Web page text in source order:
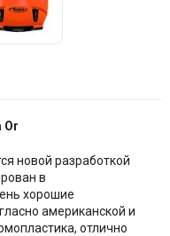
Or
новой разработкой
в
хорошие
американской и
отлично